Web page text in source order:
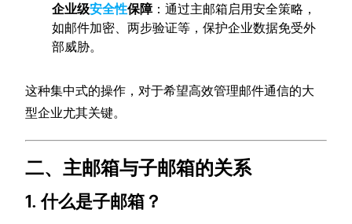
企业级安全性保障：通过主邮箱启用安全策略，
如邮件加密、两步验证等，保护企业数据免受外
部威胁。
这种集中式的操作，对于希望高效管理邮件通信的大
型企业尤其关键。
二、主邮箱与子邮箱的关系
1. 什么是子邮箱？